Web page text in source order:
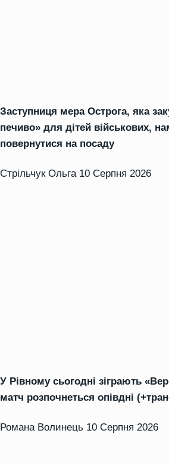
Заступниця мера Острога, яка
печиво» для дітей військових,
повернутися на посаду
Стрільчук Ольга 10 Серпня 2026
У Рівному сьогодні зіграють
матч розпочнеться опівдні
Романа Волинець 10 Серпня 2026